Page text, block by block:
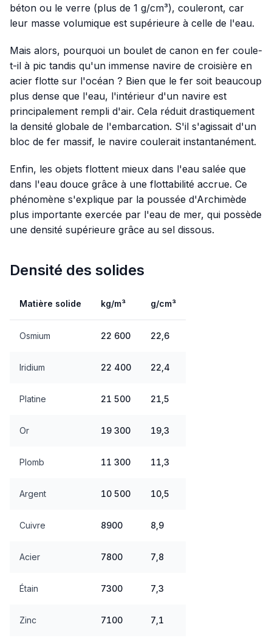
béton ou le verre (plus de 1 g/cm³), couleront, car
leur masse volumique est supérieure à celle de l'eau.
Mais alors, pourquoi un boulet de canon en fer coule-
t-il à pic tandis qu'un immense navire de croisière en
acier flotte sur l'océan ? Bien que le fer soit beaucoup
plus dense que l'eau, l'intérieur d'un navire est
principalement rempli d'air. Cela réduit drastiquement
la densité globale de l'embarcation. S'il s'agissait d'un
bloc de fer massif, le navire coulerait instantanément.
Enfin, les objets flottent mieux dans l'eau salée que
dans l'eau douce grâce à une flottabilité accrue. Ce
phénomène s'explique par la poussée d'Archimède
plus importante exercée par l'eau de mer, qui possède
une densité supérieure grâce au sel dissous.
Densité des solides
Matière solide kg/m³ g/cm³
Osmium 22 600 22,6
Iridium 22 400 22,4
Platine 21 500 21,5
Or 19 300 19,3
Plomb 11 300 11,3
Argent 10 500 10,5
Cuivre 8900 8,9
Acier 7800 7,8
Étain 7300 7,3
Zinc 7100 7,1